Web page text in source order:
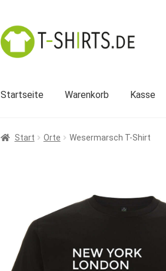
Zur
Navigation
springen
Zum
Inhalt
springen
Startseite Warenkorb Kasse
Start Orte Wesermarsch T-Shirt